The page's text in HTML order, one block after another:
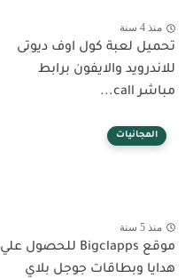
منذ 4 سنة
تحميل لعبة كول اوف ديوتى
للاندرويد والايفون برابط
مباشر call...
المجانيات
منذ 5 سنة
موقع Bigclapps للحصول علي
هدايا وبطاقات جوجل بلاي